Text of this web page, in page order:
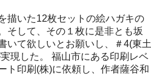
描いた12枚セットの絵ハガキの
そして、その１枚に是非とも坂
いて欲しいとお願いし、＃4(東土
現した。 福山市にある印刷レベ
ト印刷(株)に依頼し、作者薩谷和